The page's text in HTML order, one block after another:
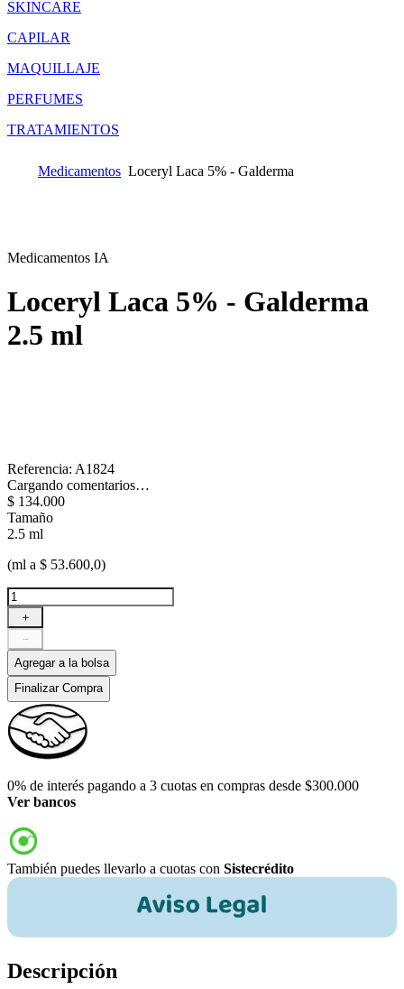
SKINCARE
CAPILAR
MAQUILLAJE
PERFUMES
TRATAMIENTOS
Medicamentos Loceryl Laca 5% - Galderma
Medicamentos IA
Loceryl Laca 5% - Galderma
2.5 ml
Referencia: A1824
Cargando comentarios…
$ 134.000
Tamaño
2.5 ml
(ml a $ 53.600,0)
＋
－
Agregar a la bolsa
Finalizar Compra
0% de interés pagando a 3 cuotas en compras desde $300.000
Ver bancos
También puedes llevarlo a cuotas con Sistecrédito
Descripción